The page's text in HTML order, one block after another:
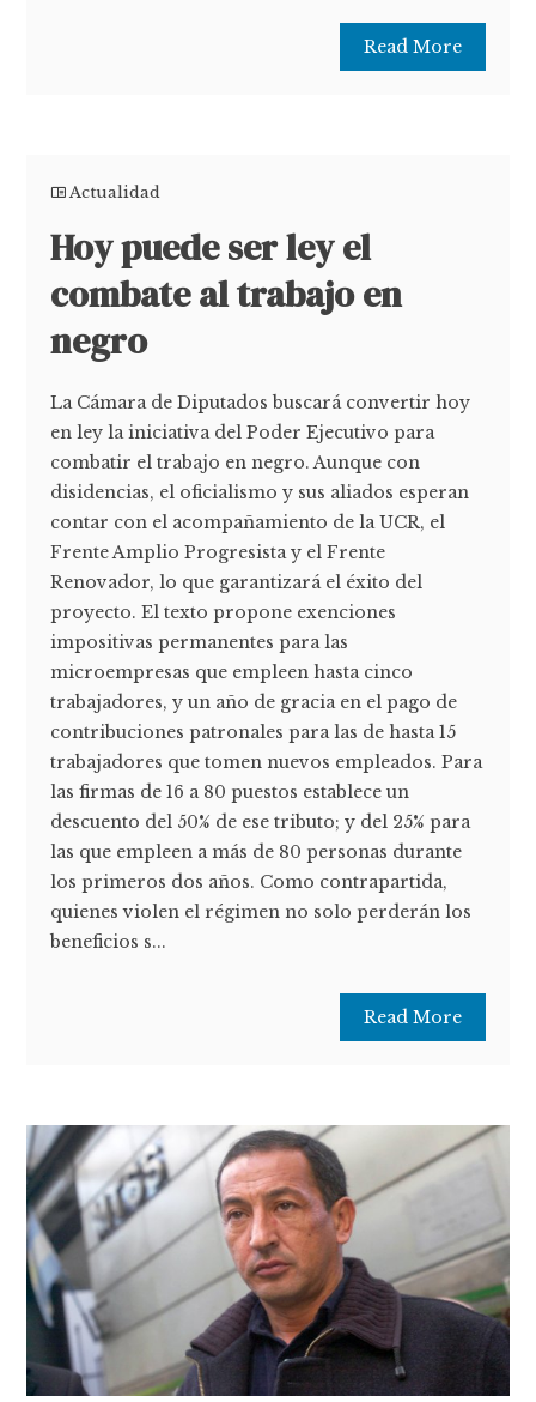
Read More
Actualidad
Hoy puede ser ley el
combate al trabajo en
negro
La Cámara de Diputados buscará convertir hoy
en ley la iniciativa del Poder Ejecutivo para
combatir el trabajo en negro. Aunque con
disidencias, el oficialismo y sus aliados esperan
contar con el acompañamiento de la UCR, el
Frente Amplio Progresista y el Frente
Renovador, lo que garantizará el éxito del
proyecto. El texto propone exenciones
impositivas permanentes para las
microempresas que empleen hasta cinco
trabajadores, y un año de gracia en el pago de
contribuciones patronales para las de hasta 15
trabajadores que tomen nuevos empleados. Para
las firmas de 16 a 80 puestos establece un
descuento del 50% de ese tributo; y del 25% para
las que empleen a más de 80 personas durante
los primeros dos años. Como contrapartida,
quienes violen el régimen no solo perderán los
beneficios s...
Read More